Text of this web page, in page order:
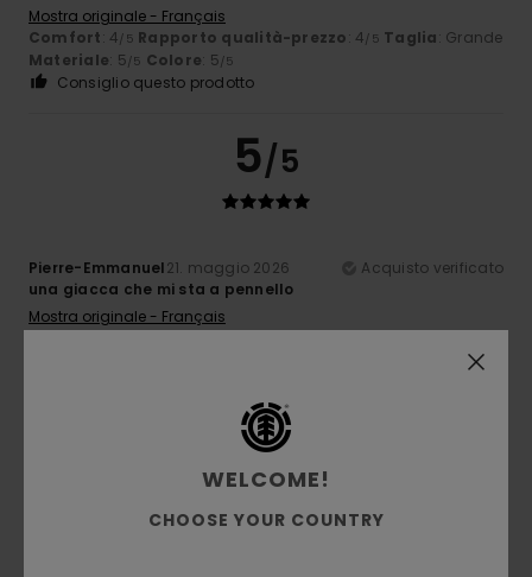
Mostra originale - Français
Comfort: 4 /5 Rapporto qualità-prezzo: 4 /5 Taglia: Grande
Materiale: 5 /5 Colore: 5 /5
Consiglio questo prodotto
5/5
Pierre-Emmanuel21. maggio 2026
Acquisto verificato
una giacca che mi sta a pennello
Mostra originale - Français
5/5
WELCOME!
CHOOSE YOUR COUNTRY